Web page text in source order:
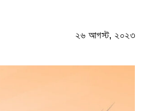
২৬ আগস্ট, ২০২৩